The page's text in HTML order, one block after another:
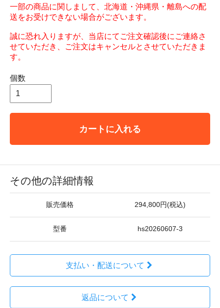
一部の商品に関しまして、北海道・沖縄県・離島への配
送をお受けできない場合がございます。
誠に恐れ入りますが、当店にてご注文確認後にご連絡さ
せていただき、ご注文はキャンセルとさせていただきま
す。
個数
カートに入れる
その他の詳細情報
販売価格 294,800円(税込)
型番 hs20260607-3
支払い・配送について
返品について